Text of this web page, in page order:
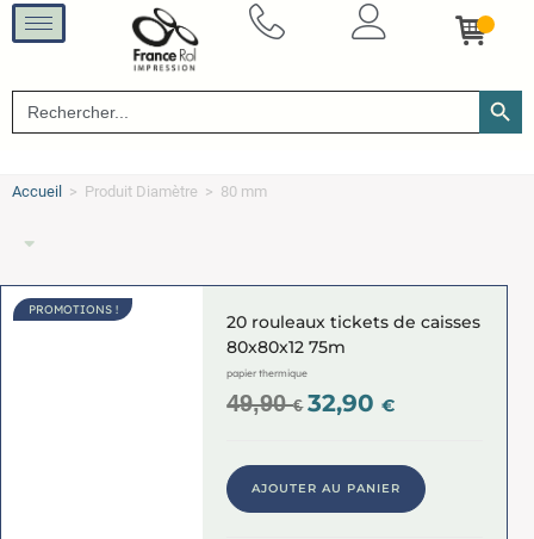
Search
for:
SEARCH
Accueil > Produit Diamètre > 80 mm
PROMOTIONS !
20 rouleaux tickets de caisses
80x80x12 75m
papier thermique
49,90€ 32,90€
AJOUTER AU PANIER